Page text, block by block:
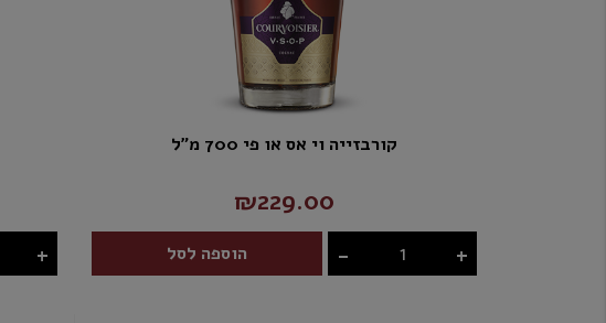
קורבזייה וי אס או פי 700 מ"ל
₪229.00
- + הוספה לסל +